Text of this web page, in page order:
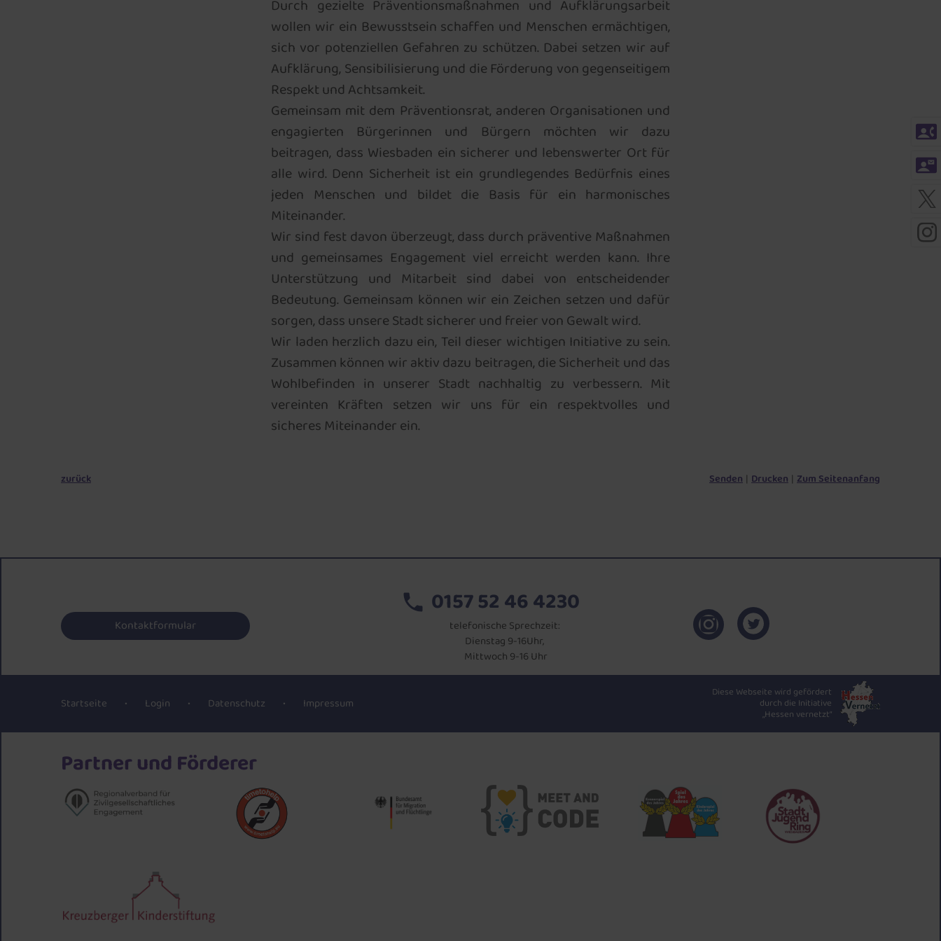
Durch gezielte Präventionsmaßnahmen und Aufklärungsarbeit
wollen wir ein Bewusstsein schaffen und Menschen ermächtigen,
sich vor potenziellen Gefahren zu schützen. Dabei setzen wir auf
Aufklärung, Sensibilisierung und die Förderung von gegenseitigem
Respekt und Achtsamkeit.
Gemeinsam mit dem Präventionsrat, anderen Organisationen und
engagierten Bürgerinnen und Bürgern möchten wir dazu
beitragen, dass Wiesbaden ein sicherer und lebenswerter Ort für
alle wird. Denn Sicherheit ist ein grundlegendes Bedürfnis eines
jeden Menschen und bildet die Basis für ein harmonisches
Miteinander.
Wir sind fest davon überzeugt, dass durch präventive Maßnahmen
und gemeinsames Engagement viel erreicht werden kann. Ihre
Unterstützung und Mitarbeit sind dabei von entscheidender
Bedeutung. Gemeinsam können wir ein Zeichen setzen und dafür
sorgen, dass unsere Stadt sicherer und freier von Gewalt wird.
Wir laden herzlich dazu ein, Teil dieser wichtigen Initiative zu sein.
Zusammen können wir aktiv dazu beitragen, die Sicherheit und das
Wohlbefinden in unserer Stadt nachhaltig zu verbessern. Mit
vereinten Kräften setzen wir uns für ein respektvolles und
sicheres Miteinander ein.
zurück Senden Drucken Zum Seitenanfang
contact_phone
contact_mail
Kontaktformular
0157 52 46 4230
telefonische Sprechzeit:
Dienstag 9-16Uhr,
Mittwoch 9-16 Uhr
Startseite Login Datenschutz Impressum
Diese Webseite wird gefördert
durch die Initiative
„Hessen vernetzt“
Partner und Förderer